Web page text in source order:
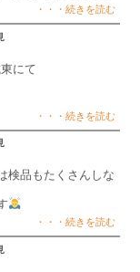
します。
・・・続きを読む
にて
て頂きました
・・・続きを読む
検品もたくさんしな
・・・続きを読む